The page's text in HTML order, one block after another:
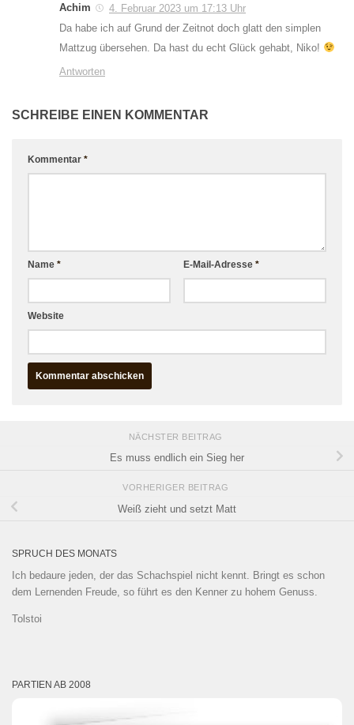
Achim
4. Februar 2023 um 17:13 Uhr
Da habe ich auf Grund der Zeitnot doch glatt den simplen
Mattzug übersehen. Da hast du echt Glück gehabt, Niko!
Antworten
SCHREIBE EINEN KOMMENTAR
Kommentar *
Name * E-Mail-Adresse *
Website
NÄCHSTER BEITRAG
Es muss endlich ein Sieg her
VORHERIGER BEITRAG
Weiß zieht und setzt Matt
SPRUCH DES MONATS
Ich bedaure jeden, der das Schachspiel nicht kennt. Bringt es schon
dem Lernenden Freude, so führt es den Kenner zu hohem Genuss.
Tolstoi
PARTIEN AB 2008